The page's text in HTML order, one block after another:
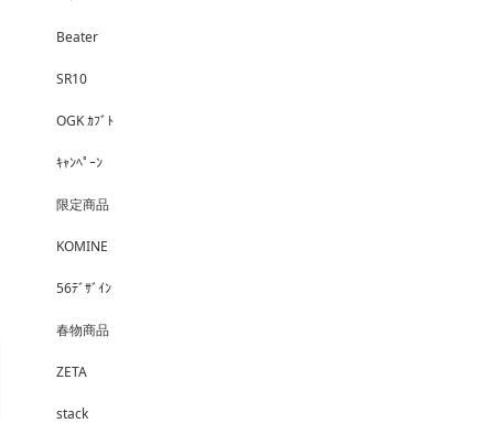
Beater
SR10
OGK ｶﾌﾞﾄ
ｷｬﾝﾍﾟｰﾝ
限定商品
KOMINE
56ﾃﾞｻﾞｲﾝ
春物商品
ZETA
stack